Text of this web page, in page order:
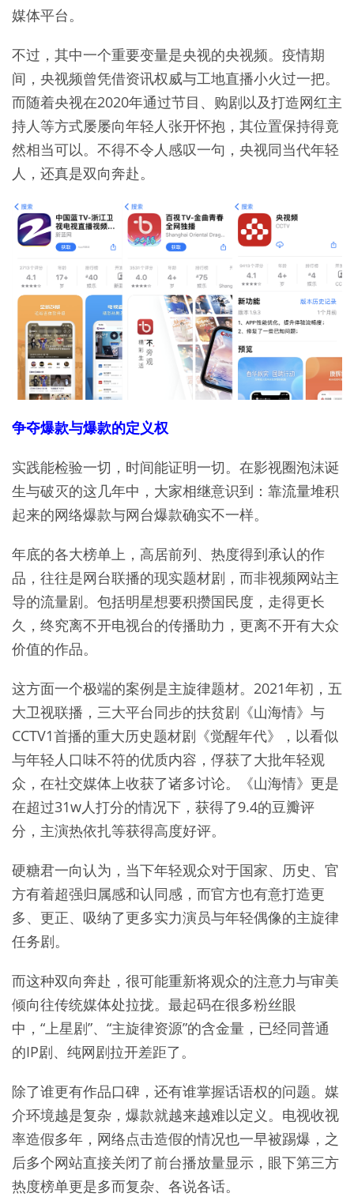
媒体平台。
不过，其中一个重要变量是央视的央视频。疫情期
间，央视频曾凭借资讯权威与工地直播小火过一把。
而随着央视在2020年通过节目、购剧以及打造网红主
持人等方式屡屡向年轻人张开怀抱，其位置保持得竟
然相当可以。不得不令人感叹一句，央视同当代年轻
人，还真是双向奔赴。
争夺爆款与爆款的定义权
实践能检验一切，时间能证明一切。在影视圈泡沫诞
生与破灭的这几年中，大家相继意识到：靠流量堆积
起来的网络爆款与网台爆款确实不一样。
年底的各大榜单上，高居前列、热度得到承认的作
品，往往是网台联播的现实题材剧，而非视频网站主
导的流量剧。包括明星想要积攒国民度，走得更长
久，终究离不开电视台的传播助力，更离不开有大众
价值的作品。
这方面一个极端的案例是主旋律题材。2021年初，五
大卫视联播，三大平台同步的扶贫剧《山海情》与
CCTV1首播的重大历史题材剧《觉醒年代》，以看似
与年轻人口味不符的优质内容，俘获了大批年轻观
众，在社交媒体上收获了诸多讨论。《山海情》更是
在超过31w人打分的情况下，获得了9.4的豆瓣评
分，主演热依扎等获得高度好评。
硬糖君一向认为，当下年轻观众对于国家、历史、官
方有着超强归属感和认同感，而官方也有意打造更
多、更正、吸纳了更多实力演员与年轻偶像的主旋律
任务剧。
而这种双向奔赴，很可能重新将观众的注意力与审美
倾向往传统媒体处拉拢。最起码在很多粉丝眼
中，“上星剧”、“主旋律资源”的含金量，已经同普通
的IP剧、纯网剧拉开差距了。
除了谁更有作品口碑，还有谁掌握话语权的问题。媒
介环境越是复杂，爆款就越来越难以定义。电视收视
率造假多年，网络点击造假的情况也一早被踢爆，之
后多个网站直接关闭了前台播放量显示，眼下第三方
热度榜单更是多而复杂、各说各话。